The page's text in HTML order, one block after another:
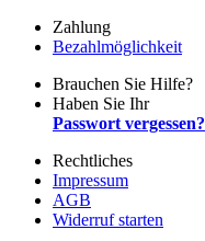
Zahlung
Bezahlmöglichkeit
Brauchen Sie Hilfe?
Haben Sie Ihr
Passwort vergessen?
Rechtliches
Impressum
AGB
Widerruf starten